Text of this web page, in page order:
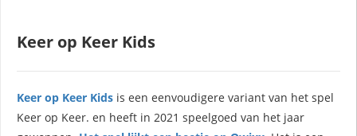
Keer op Keer Kids
Keer op Keer Kids is een eenvoudigere variant van het spel
Keer op Keer. en heeft in 2021 speelgoed van het jaar